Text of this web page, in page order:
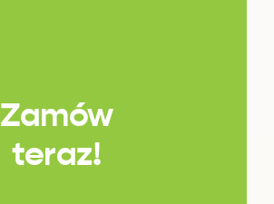
Zamów
teraz!